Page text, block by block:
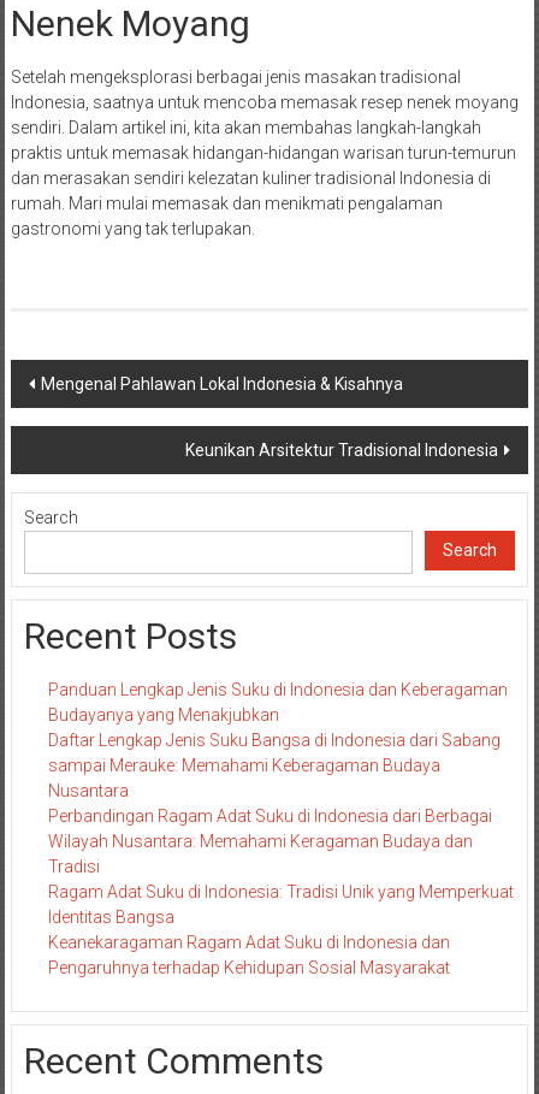
Nenek Moyang
Setelah mengeksplorasi berbagai jenis masakan tradisional
Indonesia, saatnya untuk mencoba memasak resep nenek moyang
sendiri. Dalam artikel ini, kita akan membahas langkah-langkah
praktis untuk memasak hidangan-hidangan warisan turun-temurun
dan merasakan sendiri kelezatan kuliner tradisional Indonesia di
rumah. Mari mulai memasak dan menikmati pengalaman
gastronomi yang tak terlupakan.
Post
navigation
Mengenal Pahlawan Lokal Indonesia & Kisahnya
Keunikan Arsitektur Tradisional Indonesia
Search
Search
Recent Posts
Panduan Lengkap Jenis Suku di Indonesia dan Keberagaman
Budayanya yang Menakjubkan
Daftar Lengkap Jenis Suku Bangsa di Indonesia dari Sabang
sampai Merauke: Memahami Keberagaman Budaya
Nusantara
Perbandingan Ragam Adat Suku di Indonesia dari Berbagai
Wilayah Nusantara: Memahami Keragaman Budaya dan
Tradisi
Ragam Adat Suku di Indonesia: Tradisi Unik yang Memperkuat
Identitas Bangsa
Keanekaragaman Ragam Adat Suku di Indonesia dan
Pengaruhnya terhadap Kehidupan Sosial Masyarakat
Recent Comments